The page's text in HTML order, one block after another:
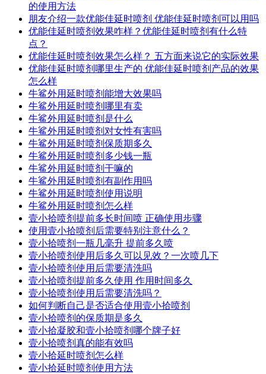
的使用方法
朋友介绍一款优能佳延时喷剂 优能佳延时喷剂可以用吗
优能佳延时喷剂效果咋样？优能佳延时喷剂有什么特
点？
优能佳延时喷剂效果怎么样？ 五方面来说它的实际效果
优能佳延时喷剂哪里生产的 优能佳延时喷剂产品的效果
怎么样
牛鲨外用延时喷剂能增大效果吗
牛鲨外用延时喷剂哪里有卖
牛鲨外用延时喷剂是什么
牛鲨外用延时喷剂对女性有害吗
牛鲨外用延时喷剂保质期多久
牛鲨外用延时喷剂多少钱一瓶
牛鲨外用延时喷剂干嘛的
牛鲨外用延时喷剂有副作用吗
牛鲨外用延时喷剂使用说明
牛鲨外用延时喷剂怎么样
壹小拾喷剂提前多长时间喷 正确使用步骤
使用壹小拾喷剂后需要特别注意什么？
壹小拾喷剂一瓶几毫升 提前多久喷
壹小拾喷剂使用后多久可以见效？一次喷几下
壹小拾喷剂使用后需要清洗吗
壹小拾喷剂提前多久使用 作用时间多久
壹小拾喷剂使用后需要清洗吗？
如何判断自己是否适合使用壹小拾喷剂
壹小拾喷剂的保质期是多久
壹小拾凝胶和壹小拾喷剂哪个牌子好
壹小拾喷剂真的能有效吗
壹小拾延时喷剂怎么样
壹小拾延时喷剂使用方法